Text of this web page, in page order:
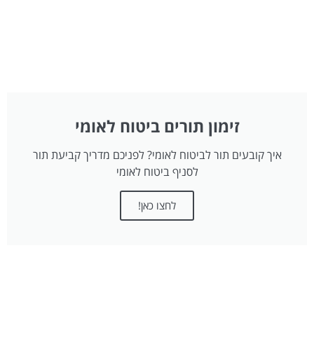
זימון תורים ביטוח לאומי
איך קובעים תור לביטוח לאומי? לפניכם מדריך קביעת תור
לסניף ביטוח לאומי
לחצו כאן!